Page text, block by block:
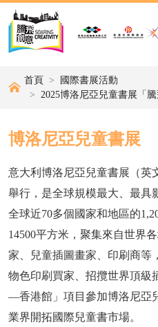
首頁
國際書展活動
2025博洛尼亞兒童書展「
博洛尼亞兒童書展
意大利博洛尼亞兒童書展（英
舉行，是全球規模最大、最具
全球近70多個國家和地區的
14500平方米，聚集來自世界
家、兒童插圖畫家、印刷商等
物色印刷買家、招攬世界頂級
—香港館」項目參加博洛尼亞
業界開拓國際兒童書市場。